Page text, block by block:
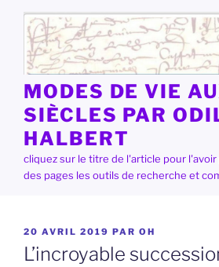
contenu
principal
MODES DE VIE
SIÈCLES PAR
HALBERT
cliquez sur le titre de l'article pour l'avoir
des pages les outils de recherche et
PUBLIÉ
LE
20 AVRIL 2019 PAR OH
L’incroyable